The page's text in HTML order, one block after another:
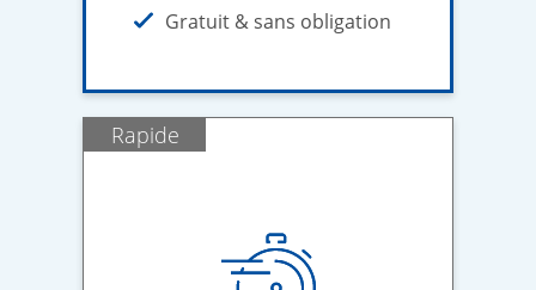
Gratuit & sans obligation
Rapide